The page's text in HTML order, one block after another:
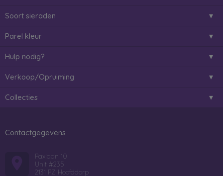
Soort sieraden
Parel kleur
Hulp nodig?
Verkoop/Opruiming
Collecties
Contactgegevens
Paxlaan 10
Unit #235
2131 PZ Hoofddorp